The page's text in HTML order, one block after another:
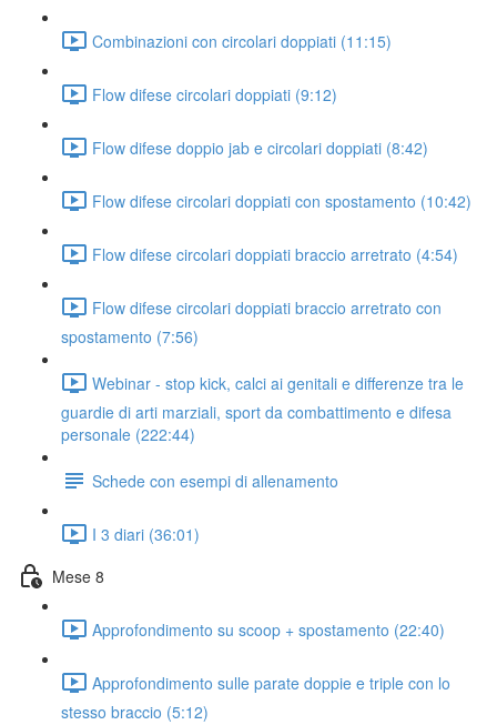
Combinazioni con circolari doppiati (11:15)
Flow difese circolari doppiati (9:12)
Flow difese doppio jab e circolari doppiati (8:42)
Flow difese circolari doppiati con spostamento (10:42)
Flow difese circolari doppiati braccio arretrato (4:54)
Flow difese circolari doppiati braccio arretrato con
spostamento (7:56)
Webinar - stop kick, calci ai genitali e differenze tra le
guardie di arti marziali, sport da combattimento e difesa
personale (222:44)
Schede con esempi di allenamento
I 3 diari (36:01)
Mese 8
Approfondimento su scoop + spostamento (22:40)
Approfondimento sulle parate doppie e triple con lo
stesso braccio (5:12)